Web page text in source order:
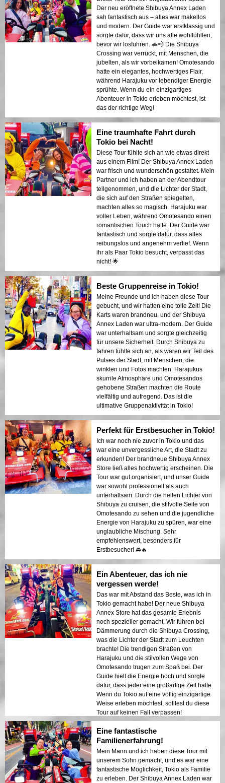
Der neu eröffnete Shibuya Annex Laden
sah fantastisch aus – alles war makellos
und modern. Der Guide war erstklassig und
sorgte dafür, dass wir uns alle wohlfühlten,
bevor wir losfuhren. 🚗💨 Die Shibuya
Crossing war verrückt, mit Menschen, die
jubelten, als wir vorbeikamen! Omotesando
hatte ein elegantes, hochwertiges Flair,
während Harajuku vor lebendiger Energie
sprühte. Wenn du ein einzigartiges
Abenteuer in Tokio erleben möchtest, ist
das der richtige Weg!
Eine traumhafte Fahrt durch
Tokio bei Nacht!
Diese Tour fühlte sich an wie etwas direkt
aus einem Film! Der Shibuya Annex Laden
war frisch und wunderschön gestaltet. Mein
Partner und ich haben an der Abendtour
teilgenommen, und die Lichter der Stadt,
die sich auf den Straßen spiegelten,
machten alles so magisch. Harajuku war
voller Leben, während Omotesando einen
romantischen Touch hatte. Der Guide war
fantastisch und sorgte dafür, dass alles
reibungslos und angenehm verlief. Wenn
ihr als Paar Tokio besucht, verpasst das
nicht! 🌟
Beste Gruppenreise in Tokio!
Meine Freunde und ich haben diese Tour
gebucht, und wir hatten eine tolle Zeit! Die
Karts waren brandneu, und der Shibuya
Annex Laden war ultra-modern. Der Guide
war unterhaltsam und sorgte gleichzeitig
für unsere Sicherheit. Durch Shibuya zu
fahren fühlte sich an, als wären wir Teil des
Pulses der Stadt, mit Menschen, die
winkten und Fotos machten. Harajukus
skurrile Atmosphäre und Omotesandos
gehobene Straßen machten die Route
vielfältig und aufregend. Das ist die
ultimative Gruppenaktivität in Tokio!
Perfekt für Erstbesucher in Tokio!
Ich war noch nie zuvor in Tokio und das
war eine unvergessliche Art, die Stadt zu
erkunden! Der brandneue Shibuya Annex
Store ließ alles hochwertig erscheinen. Die
Tour war gut organisiert, und unser Guide
war sowohl professionell als auch
unterhaltsam. Durch die hellen Lichter von
Shibuya zu cruisen, die stilvolle Seite von
Omotesando zu sehen und die jugendliche
Energie von Harajuku zu spüren, war eine
unglaubliche Mischung. Sehr
empfehlenswert, besonders für
Erstbesucher! 🚘🔥
Ein Abenteuer, das ich nie
vergessen werde!
Das war mit Abstand das Beste, was ich in
Tokio gemacht habe! Der neue Shibuya
Annex Store hat das gesamte Erlebnis
noch spezieller gemacht. Wir fuhren bei
Dämmerung durch die Shibuya Crossing,
was die Lichter der Stadt zum Leuchten
brachte! Die trendigen Straßen von
Harajuku und die stilvollen Wege von
Omotesando trugen zum Spaß bei. Der
Guide hielt die Energie hoch und sorgte
dafür, dass jeder eine großartige Zeit hatte.
Wenn du Tokio auf eine völlig einzigartige
Weise erleben möchtest, solltest du diese
Tour auf keinen Fall verpassen!
Eine fantastische
Familienerfahrung!
Mein Mann und ich haben diese Tour mit
unserem Sohn gemacht, und es war eine
fantastische Möglichkeit, Tokio als Familie
zu erleben. Der Shibuya Annex Laden war